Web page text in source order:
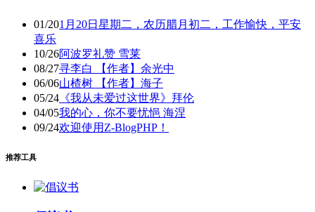
01/201月20日星期二，农历腊月初二，工作愉快，平安
喜乐
10/26阿波罗礼赞 雪莱
08/27寻李白 【作者】余光中
06/06山楂树 【作者】海子
05/24 《我从未爱过这世界》拜伦
04/05我的心，你不要忧悒 海涅
09/24欢迎使用Z-BlogPHP！
推荐工具